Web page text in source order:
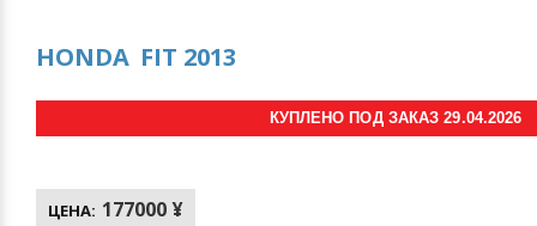
HONDA FIT 2013
КУПЛЕНО ПОД ЗАКАЗ 29.04.2026
ЦЕНА: 177000 ¥